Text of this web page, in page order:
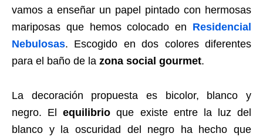
vamos a enseñar un papel pintado con hermosas
mariposas que hemos colocado en Residencial
Nebulosas. Escogido en dos colores diferentes
para el baño de la zona social gourmet.
La decoración propuesta es bicolor, blanco y
negro. Elequilibrioque existe entre la luz del
blanco y la oscuridad del negro ha hecho que